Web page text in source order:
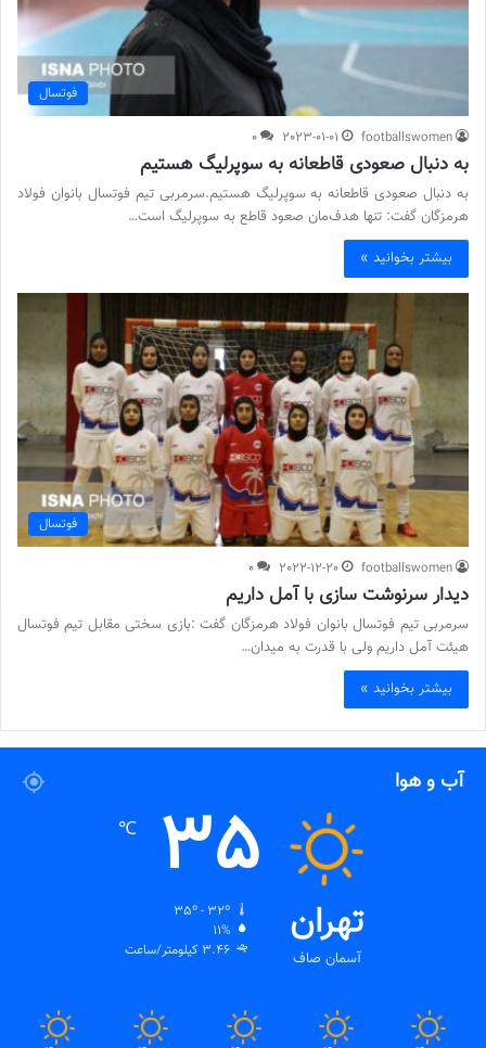
فوتسال
footballswomen
2023-01-01
0
به دنبال صعودی قاطعانه به سوپرلیگ هستیم
به دنبال صعودی قاطعانه به سوپرلیگ هستیم.سرمربی تیم فوتسال بانوان فولاد
هرمزگان گفت: تنها هدف‌مان صعود قاطع به سوپرلیگ است…
بیشتر بخوانید »
فوتسال
footballswomen
2022-12-20
0
دیدار سرنوشت سازی با آمل داریم
سرمربی تیم فوتسال بانوان فولاد هرمزگان گفت :بازی سختی مقابل تیم فوتسال
هیئت آمل داریم ولی با قدرت به میدان…
بیشتر بخوانید »
آب و هوا
تهران
آسمان صاف
35
℃
11%
3.46 کیلومتر/ساعت